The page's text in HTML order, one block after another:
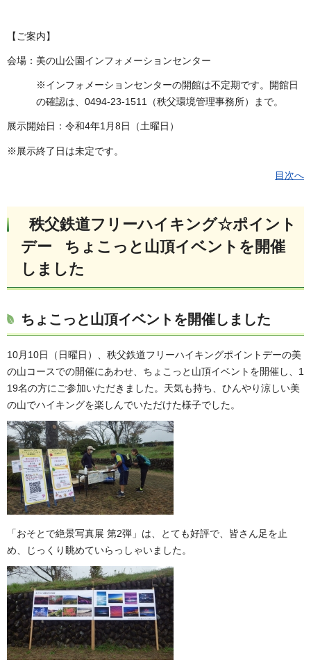
【ご案内】
会場：美の山公園インフォメーションセンター
※インフォメーションセンターの開館は不定期です。開館日
の確認は、0494-23-1511（秩父環境管理事務所）まで。
展示開始日：令和4年1月8日（土曜日）
※展示終了日は未定です。
目次へ
秩父鉄道フリーハイキング☆ポイント
デー ちょこっと山頂イベントを開催
しました
ちょこっと山頂イベントを開催しました
10月10日（日曜日）、秩父鉄道フリーハイキングポイントデーの美
の山コースでの開催にあわせ、ちょこっと山頂イベントを開催し、1
19名の方にご参加いただきました。天気も持ち、ひんやり涼しい美
の山でハイキングを楽しんでいただけた様子でした。
「おそとで絶景写真展 第2弾」は、とても好評で、皆さん足を止
め、じっくり眺めていらっしゃいました。